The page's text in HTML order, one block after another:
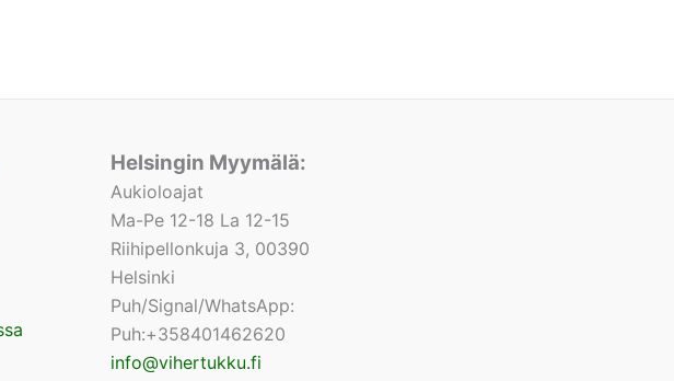
Helsingin Myymälä:
Aukioloajat
Ma-Pe 12-18 La 12-15
Riihipellonkuja 3, 00390
Helsinki
Puh/Signal/WhatsApp:
Puh:+358401462620
info@vihertukku.fi